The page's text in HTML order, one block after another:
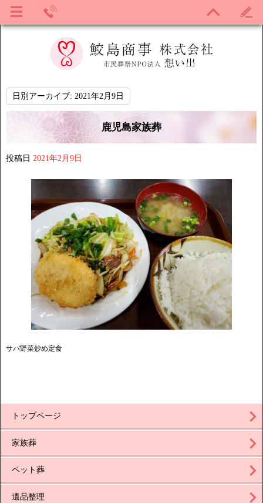
日別アーカイブ: 2021年2月9日
鹿児島家族葬
投稿日 2021年2月9日
サバ野菜炒め定食
トップページ
家族葬
ペット葬
遺品整理